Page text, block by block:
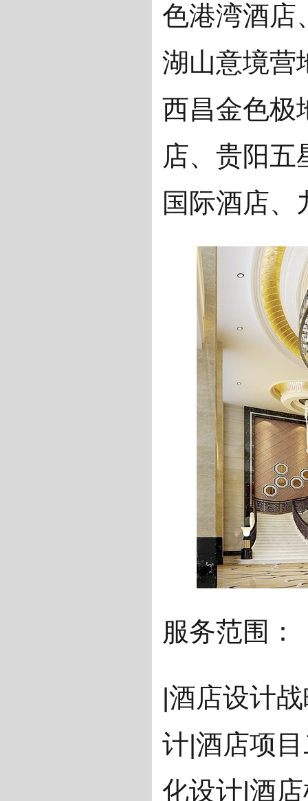
色港湾酒店
湖山意境营
西昌金色极
店、贵阳五
国际酒店、
服务范围：
|酒店设计
计|酒店项
化设计|酒